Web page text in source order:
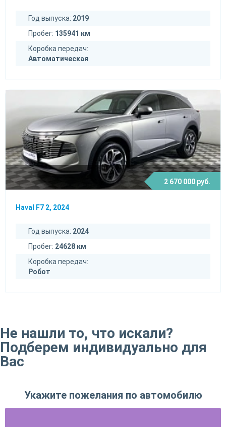
Год выпуска: 2019
Пробег: 135941 км
Коробка передач:
Автоматическая
2 670 000 руб.
Haval F7 2, 2024
Год выпуска: 2024
Пробег: 24628 км
Коробка передач:
Робот
Не нашли то, что искали?
Подберем индивидуально для
Вас
Укажите пожелания по автомобилю